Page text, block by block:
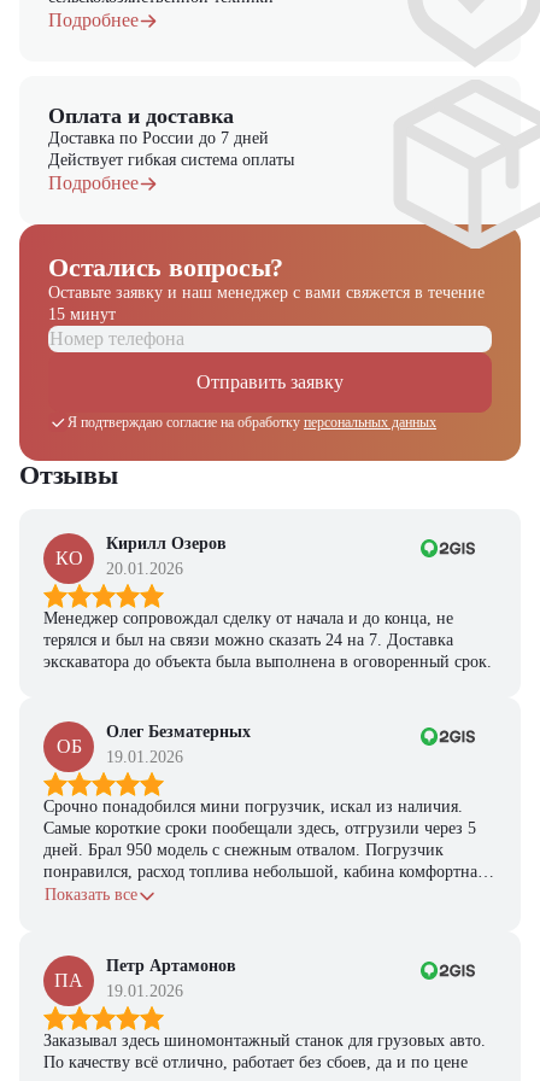
Подробнее
Оплата и доставка
Доставка по России до 7 дней
Действует гибкая система оплаты
Подробнее
Остались вопросы?
Оставьте заявку и наш менеджер с вами свяжется в течение
15 минут
Отправить заявку
Я подтверждаю согласие на обработку персональных данных
Отзывы
КО
Кирилл Озеров
20.01.2026
Менеджер сопровождал сделку от начала и до конца, не
терялся и был на связи можно сказать 24 на 7. Доставка
экскаватора до объекта была выполнена в оговоренный срок.
ОБ
Олег Безматерных
19.01.2026
Срочно понадобился мини погрузчик, искал из наличия.
Самые короткие сроки пообещали здесь, отгрузили через 5
дней. Брал 950 модель с снежным отвалом. Погрузчик
понравился, расход топлива небольшой, кабина комфортная,
с задачами справляется.
Показать все
ПА
Петр Артамонов
19.01.2026
Заказывал здесь шиномонтажный станок для грузовых авто.
По качеству всё отлично, работает без сбоев, да и по цене